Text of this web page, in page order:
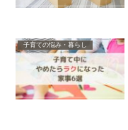
子育ての悩み・暮らし